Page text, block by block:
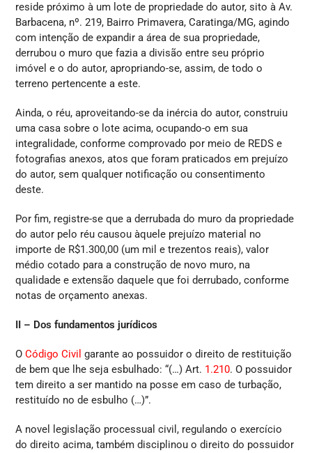
reside próximo à um lote de propriedade do autor, sito à Av.
Barbacena, nº. 219, Bairro Primavera, Caratinga/MG, agindo
com intenção de expandir a área de sua propriedade,
derrubou o muro que fazia a divisão entre seu próprio
imóvel e o do autor, apropriando-se, assim, de todo o
terreno pertencente a este.
Ainda, o réu, aproveitando-se da inércia do autor, construiu
uma casa sobre o lote acima, ocupando-o em sua
integralidade, conforme comprovado por meio de REDS e
fotografias anexos, atos que foram praticados em prejuízo
do autor, sem qualquer notificação ou consentimento
deste.
Por fim, registre-se que a derrubada do muro da propriedade
do autor pelo réu causou àquele prejuízo material no
importe de R$1.300,00 (um mil e trezentos reais), valor
médio cotado para a construção de novo muro, na
qualidade e extensão daquele que foi derrubado, conforme
notas de orçamento anexas.
II – Dos fundamentos jurídicos
OCódigo Civil garante ao possuidor o direito de restituição
de bem que lhe seja esbulhado: “(…) Art. 1.210. O possuidor
tem direito a ser mantido na posse em caso de turbação,
restituído no de esbulho (…)”.
A novel legislação processual civil, regulando o exercício
do direito acima, também disciplinou o direito do possuidor